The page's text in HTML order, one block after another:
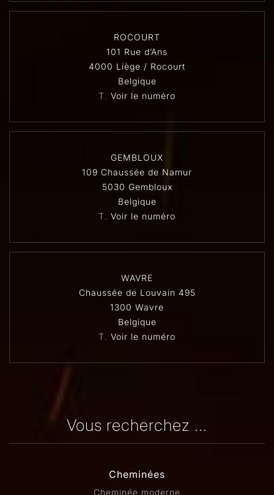
ROCOURT
101 Rue d’Ans
4000 Liège / Rocourt
Belgique
T. Voir le numéro
GEMBLOUX
109 Chaussée de Namur
5030 Gembloux
Belgique
T. Voir le numéro
WAVRE
Chaussée de Louvain 495
1300 Wavre
Belgique
T. Voir le numéro
Vous recherchez ...
Cheminées
Cheminée moderne